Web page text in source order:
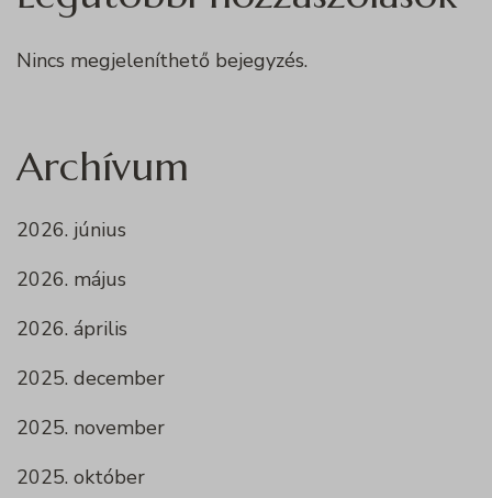
Nincs megjeleníthető bejegyzés.
Archívum
2026. június
2026. május
2026. április
2025. december
2025. november
2025. október